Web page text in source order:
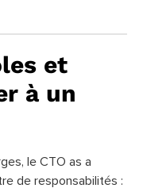
et
à un
le CTO as a
de responsabilités :